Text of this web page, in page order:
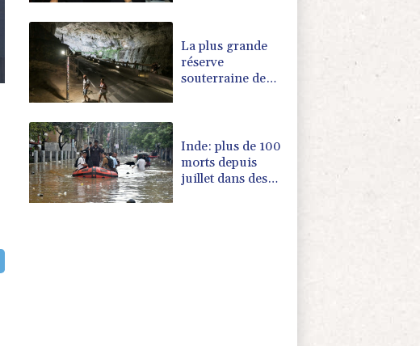
La plus grande
réserve
souterraine de
Inde: plus de 100
morts depuis
juillet dans des